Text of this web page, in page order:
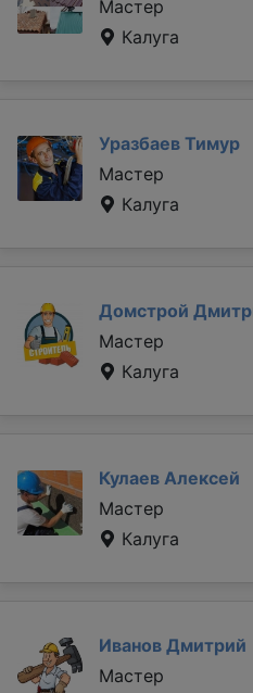
Мастер
Калуга
Уразбаев Тимур
Мастер
Калуга
Домстрой
Мастер
Калуга
Кулаев Алексей
Мастер
Калуга
Иванов Дмитрий
Мастер